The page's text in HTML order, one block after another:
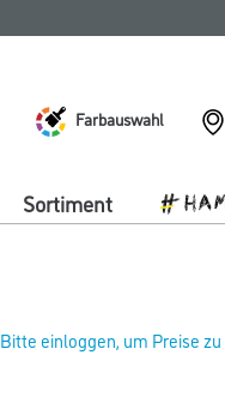
Farbauswahl
Sortiment
Bitte einloggen, um Preise